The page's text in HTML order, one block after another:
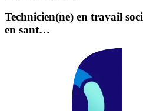
Technicien(ne) en travail
en sant…